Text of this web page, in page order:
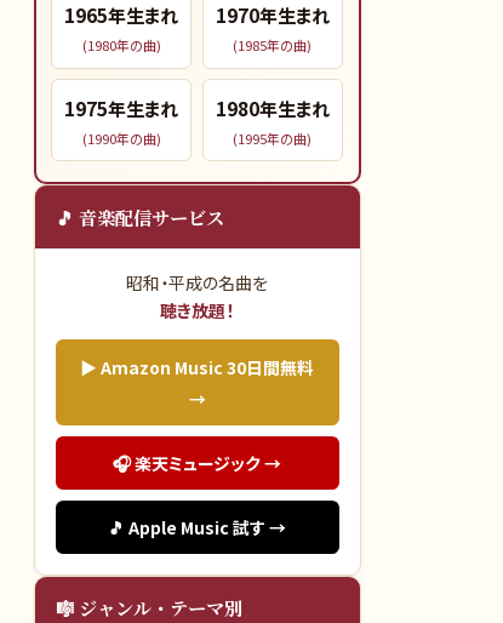
1965年生まれ
(1980年の曲)
1970年生まれ
(1985年の曲)
1975年生まれ
(1990年の曲)
1980年生まれ
(1995年の曲)
🎵 音楽配信サービス
昭和・平成の名曲を
聴き放題！
▶ Amazon Music 30日間無料
→
🎧 楽天ミュージック →
🎵 Apple Music 試す →
🎼 ジャンル・テーマ別